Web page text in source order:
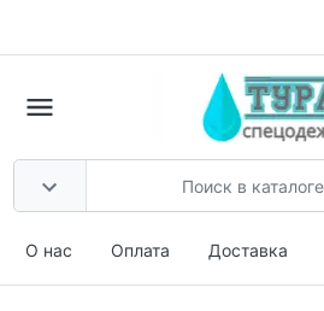
О нас Оплата Доставка